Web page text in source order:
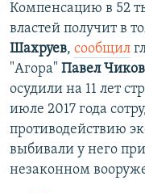
Компенсацию в 52
властей получит в
Шахруев, сообщил
"Агора" Павел Чиков
осудили на 11 лет
июле 2017 года
противодействию
выбивали у него
незаконном